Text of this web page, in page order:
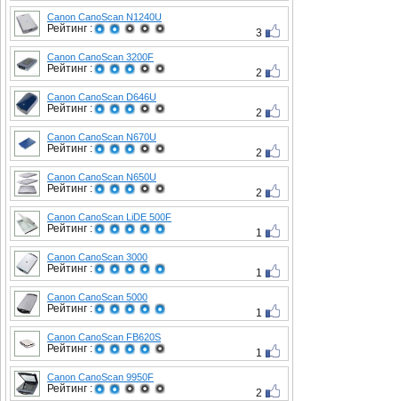
Canon CanoScan N1240U
Рейтинг : 3
Canon CanoScan 3200F
Рейтинг : 2
Canon CanoScan D646U
Рейтинг : 2
Canon CanoScan N670U
Рейтинг : 2
Canon CanoScan N650U
Рейтинг : 2
Canon CanoScan LiDE 500F
Рейтинг : 1
Canon CanoScan 3000
Рейтинг : 1
Canon CanoScan 5000
Рейтинг : 1
Canon CanoScan FB620S
Рейтинг : 1
Canon CanoScan 9950F
Рейтинг : 2